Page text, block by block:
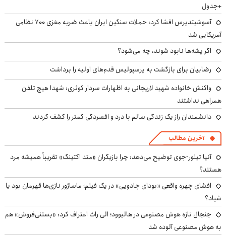
+جدول
آسوشیتدپرس افشا کرد: حملات سنگین ایران باعث ضربه مغزی ۷۰۰ نظامی
آمریکایی شد
اگر پشه‌ها نابود شوند، چه می‌شود؟
رضاییان برای بازگشت به پرسپولیس قدم‌های اولیه را برداشت
واکنش خانواده شهید لاریجانی به اظهارات سردار کوثری: شهدا هیچ تلفن
همراهی نداشتند
دانشمندان راز یک زندگی سالم با درد و افسردگی کمتر را کشف کردند
آخرین مطالب
آنیا تیلور-جوی توضیح می‌دهد: چرا بازیگران «متد اکتینگ» تقریباً همیشه مرد
هستند؟
افشای چهره واقعی «بودای جادویی» در یک فیلم؛ ماساژور نازی‌ها قهرمان بود یا
شیاد؟
جنجال تازه هوش مصنوعی در هالیوود؛ الی راث اعتراف کرد: «بستنی‌فروش» هم
به هوش مصنوعی آلوده شد